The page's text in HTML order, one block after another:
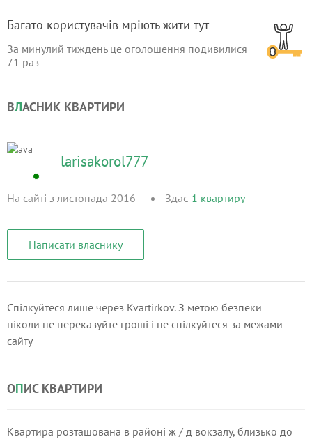
Багато користувачів мріють жити тут
За минулий тиждень це оголошення подивилися
71 раз
ВЛАСНИК КВАРТИРИ
larisakorol777
На сайті з листопада 2016 Здає 1 квартиру
Написати власнику
Спілкуйтеся лише через Kvartirkov. З метою безпеки
ніколи не переказуйте гроші і не спілкуйтеся за межами
сайту
ОПИС КВАРТИРИ
Квартира розташована в районі ж / д вокзалу, близько до